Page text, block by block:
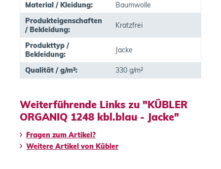
Material / Kleidung:
Baumwolle
Produkteigenschaften
/ Bekleidung:
Kratzfrei
Produkttyp /
Bekleidung:
Jacke
Qualität / g/m²: 330 g/m²
Weiterführende Links zu "KÜBLER
ORGANIQ 1248 kbl.blau - Jacke"
Fragen zum Artikel?
Weitere Artikel von Kübler